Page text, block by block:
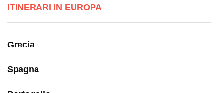
ITINERARI IN EUROPA
Grecia
Spagna